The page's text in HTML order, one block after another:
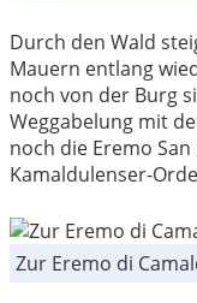
Durch den Wald
Mauern entlang
noch von der Burg
Weggabelung mit
noch die Eremo
Kamaldulenser-
Zur Eremo di